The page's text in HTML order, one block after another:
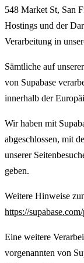
548 Market St, San
Hostings und der
Verarbeitung in
Sämtliche auf
von Supabase
innerhalb der
Wir haben mit
abgeschlossen, mit
unserer
geben.
Weitere Hinweise
https://
Eine weitere
vorgenannten von